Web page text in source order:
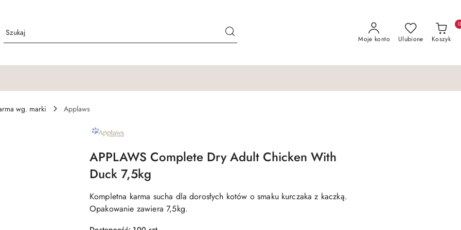
Moje konto Ulubione Koszyk
0
wg. marki
Applaws
NAZWA
PRODUCENTA:
APPLAWS Complete Dry Adult Chicken With
Duck 7,5kg
Kompletna karma sucha dla dorosłych kotów o smaku kurczaka z kaczką.
Opakowanie zawiera 7,5kg.